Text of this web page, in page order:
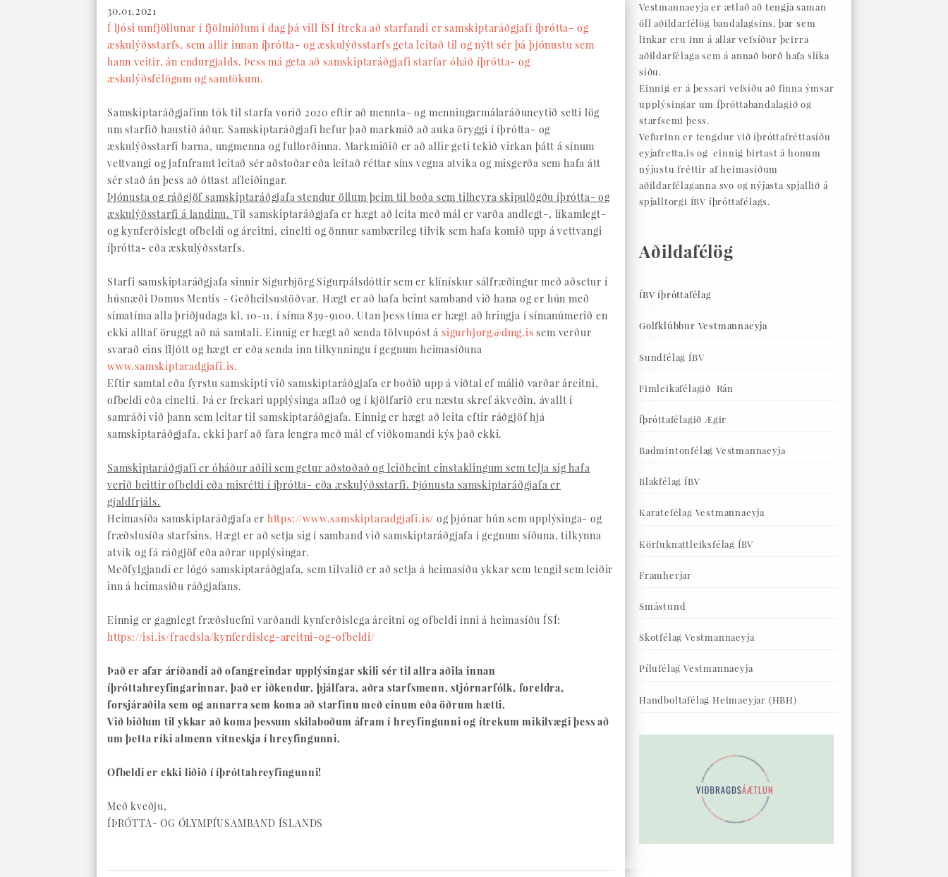
30.01.2021
Í ljósi umfjöllunar í fjölmiðlum í dag þá vill ÍSÍ ítreka að starfandi er samskiptaráðgjafi íþrótta- og
æskulýðsstarfs, sem allir innan íþrótta- og æskulýðsstarfs geta leitað til og nýtt sér þá þjónustu sem
hann veitir, án endurgjalds. Þess má geta að samskiptaráðgjafi starfar óháð íþrótta- og
æskulýðsfélögum og samtökum.
Samskiptaráðgjafinn tók til starfa vorið 2020 eftir að mennta- og menningarmálaráðuneytið setti lög
um starfið haustið áður. Samskiptaráðgjafi hefur það markmið að auka öryggi í íþrótta- og
æskulýðsstarfi barna, ungmenna og fullorðinna. Markmiðið er að allir geti tekið virkan þátt á sínum
vettvangi og jafnframt leitað sér aðstoðar eða leitað réttar síns vegna atvika og misgerða sem hafa átt
sér stað án þess að óttast afleiðingar.
Þjónusta og ráðgjöf samskiptaráðgjafa stendur öllum þeim til boða sem tilheyra skipulögðu íþrótta- og
æskulýðsstarfi á landinu. Til samskiptaráðgjafa er hægt að leita með mál er varða andlegt-, líkamlegt-
og kynferðislegt ofbeldi og áreitni, einelti og önnur sambærileg tilvik sem hafa komið upp á vettvangi
íþrótta- eða æskulýðsstarfs.
Starfi samskiptaráðgjafa sinnir Sigurbjörg Sigurpálsdóttir sem er klínískur sálfræðingur með aðsetur í
húsnæði Domus Mentis - Geðheilsustöðvar. Hægt er að hafa beint samband við hana og er hún með
símatíma alla þriðjudaga kl. 10-11, í síma 839-9100. Utan þess tíma er hægt að hringja í símanúmerið en
ekki alltaf öruggt að ná samtali. Einnig er hægt að senda tölvupóst á sigurbjorg@dmg.is sem verður
svarað eins fljótt og hægt er eða senda inn tilkynningu í gegnum heimasíðuna
www.samskiptaradgjafi.is.
Eftir samtal eða fyrstu samskipti við samskiptaráðgjafa er boðið upp á viðtal ef málið varðar áreitni,
ofbeldi eða einelti. Þá er frekari upplýsinga aflað og í kjölfarið eru næstu skref ákveðin, ávallt í
samráði við þann sem leitar til samskiptaráðgjafa. Einnig er hægt að leita eftir ráðgjöf hjá
samskiptaráðgjafa, ekki þarf að fara lengra með mál ef viðkomandi kýs það ekki.
Samskiptaráðgjafi er óháður aðili sem getur aðstoðað og leiðbeint einstaklingum sem telja sig hafa
verið beittir ofbeldi eða misrétti í íþrótta- eða æskulýðsstarfi. Þjónusta samskiptaráðgjafa er
gjaldfrjáls.
Heimasíða samskiptaráðgjafa er https://www.samskiptaradgjafi.is/ og þjónar hún sem upplýsinga- og
fræðslusíða starfsins. Hægt er að setja sig í samband við samskiptaráðgjafa í gegnum síðuna, tilkynna
atvik og fá ráðgjöf eða aðrar upplýsingar.
Meðfylgjandi er lógó samskiptaráðgjafa, sem tilvalið er að setja á heimasíðu ykkar sem tengil sem leiðir
inn á heimasíðu ráðgjafans.
Einnig er gagnlegt fræðsluefni varðandi kynferðislega áreitni og ofbeldi inni á heimasíðu ÍSÍ:
https://isi.is/fraedsla/kynferdisleg-areitni-og-ofbeldi/
Það er afar áríðandi að ofangreindar upplýsingar skili sér til allra aðila innan
íþróttahreyfingarinnar, það er iðkendur, þjálfara, aðra starfsmenn, stjórnarfólk, foreldra,
forsjáraðila sem og annarra sem koma að starfinu með einum eða öðrum hætti.
Við biðlum til ykkar að koma þessum skilaboðum áfram í hreyfingunni og ítrekum mikilvægi þess að
um þetta ríki almenn vitneskja í hreyfingunni.
Ofbeldi er ekki liðið í íþróttahreyfingunni!
Með kveðju,
ÍÞRÓTTA- OG ÓLYMPÍUSAMBAND ÍSLANDS
Vestmannaeyja er ætlað að tengja saman
öll aðildarfélög bandalagsins, þar sem
linkar eru inn á allar vefsíður þeirra
aðildarfélaga sem á annað borð hafa slíka
síðu.
Einnig er á þessari vefsíðu að finna ýmsar
upplýsingar um Íþróttabandalagið og
starfsemi þess.
Vefurinn er tengdur við íþróttafréttasíðu
eyjafretta.is og einnig birtast á honum
nýjustu fréttir af heimasíðum
aðildarfélaganna svo og nýjasta spjallið á
spjalltorgi ÍBV íþróttafélags.
Aðildafélög
ÍBV íþróttafélag
Golfklúbbur Vestmannaeyja
Sundfélag ÍBV
Fimleikafélagið Rán
Íþróttafélagið Ægir
Badmintonfélag Vestmannaeyja
Blakfélag ÍBV
Karatefélag Vestmannaeyja
Körfuknattleiksfélag ÍBV
Framherjar
Smástund
Skotfélag Vestmannaeyja
Pílufélag Vestmannaeyja
Handboltafélag Heimaeyjar (HBH)